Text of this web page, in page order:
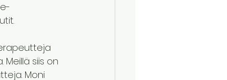
Meillä siis on
Moni